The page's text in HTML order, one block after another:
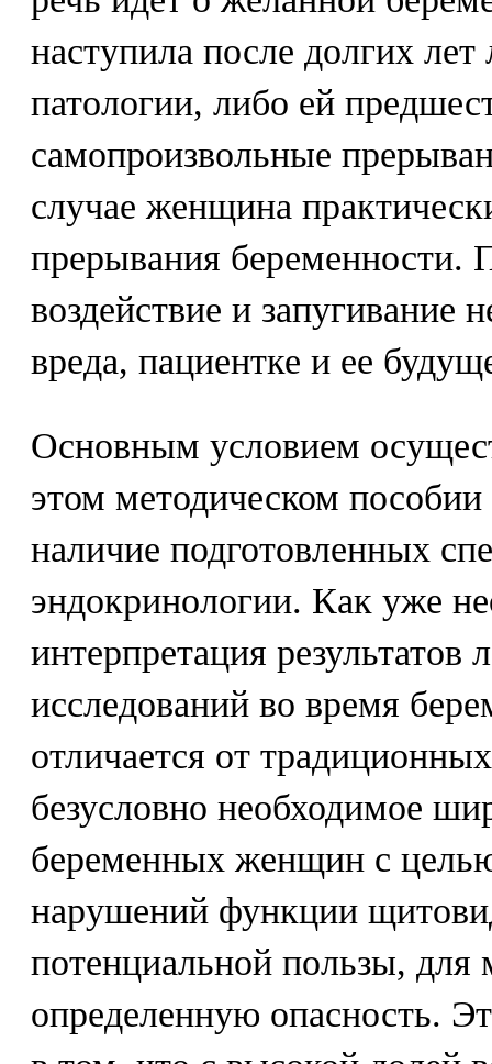
наступила после долгих
патологии, либо ей
самопроизвольные
случае женщина
прерывания беременности.
воздействие и запугивание
вреда, пациентке и ее
Основным условием
этом методическом
наличие подготовленных
эндокринологии. Как уже
интерпретация результатов
исследований во время
отличается от
безусловно необходимое
беременных женщин с
нарушений функции
потенциальной пользы, для
определенную опасность.